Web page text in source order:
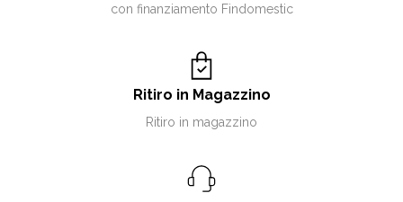
con finanziamento Findomestic
Ritiro in Magazzino
Ritiro in magazzino